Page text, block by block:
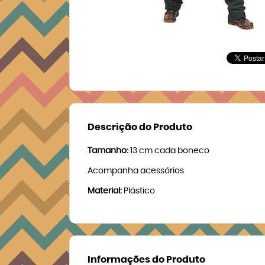
Descrição do Produto
Tamanho: 13 cm cada boneco
Acompanha acessórios
Material: Plástico
Informações do Produto